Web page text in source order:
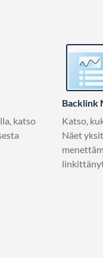
katso
Backlink
Katso,
Näet